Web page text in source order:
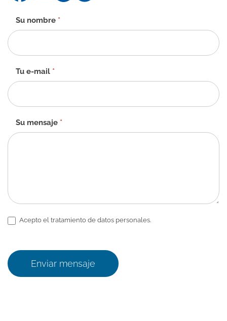
Formulario
de
contacto
Su nombre *
Tu e-mail *
Su mensaje *
Acepto el tratamiento de datos personales.
Enviar mensaje